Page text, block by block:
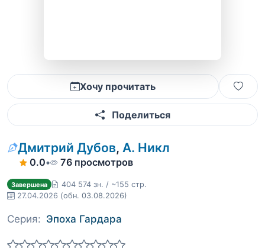
Хочу прочитать
Поделиться
Дмитрий Дубов, А. Никл
0.0• 76 просмотров
Завершена
404 574 зн. / ~155 стр.
27.04.2026 (обн. 03.08.2026)
Серия: Эпоха Гардара